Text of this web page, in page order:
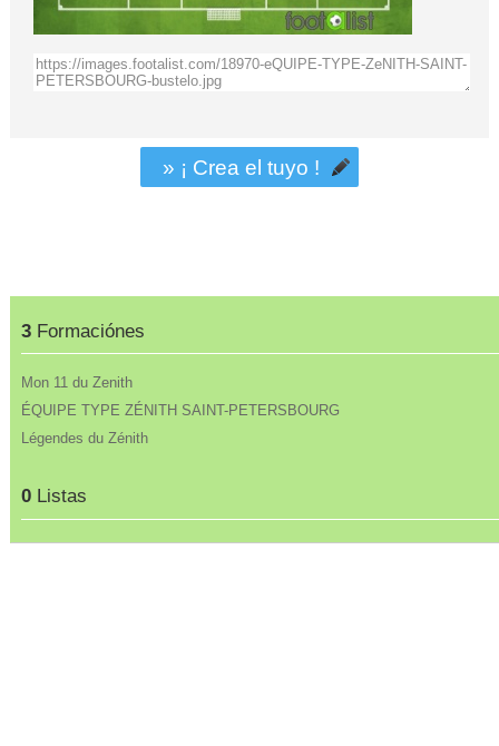
3Formaciónes
Mon 11 du Zenith
ÉQUIPE TYPE ZÉNITH SAINT-PETERSBOURG
Légendes du Zénith
0Listas
» ¡ Crea el tuyo !